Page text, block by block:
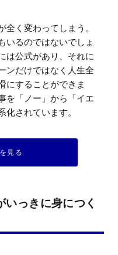
く変わってしまう。
いるのではないでしょ
は公式があり、それに
ンだけではなく人生全
にすることができま
を「ノー」から「イエ
されています。
見る
いっきに身につく